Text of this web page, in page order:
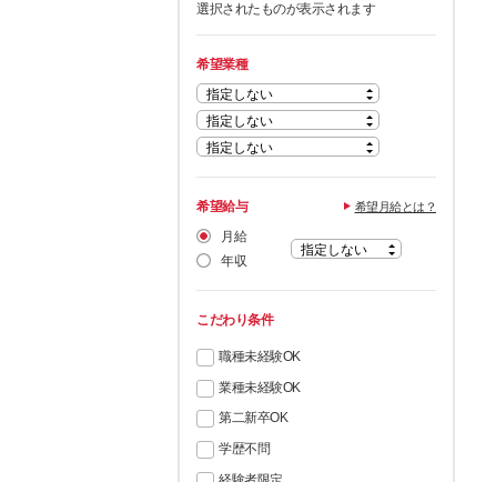
選択されたものが表示されます
希望業種
希望給与 希望月給とは？
月給
年収
こだわり条件
職種未経験OK
業種未経験OK
第二新卒OK
学歴不問